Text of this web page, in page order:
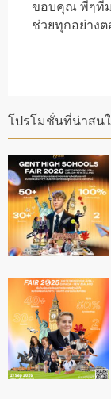
ขอบคุณ พี่ๆทีม
ช่วยทุกอย่าง
โปรโมชั่นที่น่าสน